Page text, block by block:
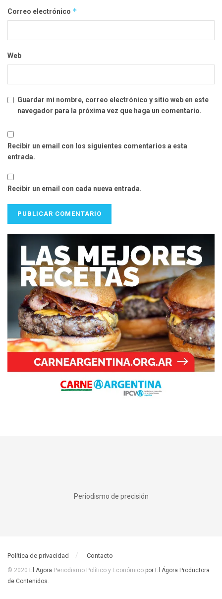
Correo electrónico *
Web
Guardar mi nombre, correo electrónico y sitio web en este
navegador para la próxima vez que haga un comentario.
Recibir un email con los siguientes comentarios a esta
entrada.
Recibir un email con cada nueva entrada.
Periodismo de precisión
Política de privacidad Contacto
© 2020 El Agora Periodismo Político y Económico por El Ágora Productora
de Contenidos.